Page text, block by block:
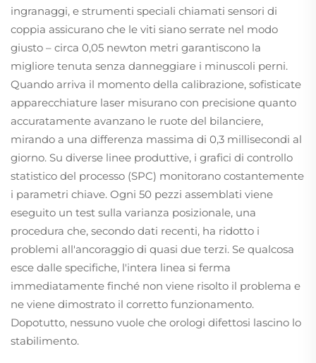
ingranaggi, e strumenti speciali chiamati sensori di
coppia assicurano che le viti siano serrate nel modo
giusto – circa 0,05 newton metri garantiscono la
migliore tenuta senza danneggiare i minuscoli perni.
Quando arriva il momento della calibrazione, sofisticate
apparecchiature laser misurano con precisione quanto
accuratamente avanzano le ruote del bilanciere,
mirando a una differenza massima di 0,3 millisecondi al
giorno. Su diverse linee produttive, i grafici di controllo
statistico del processo (SPC) monitorano costantemente
i parametri chiave. Ogni 50 pezzi assemblati viene
eseguito un test sulla varianza posizionale, una
procedura che, secondo dati recenti, ha ridotto i
problemi all'ancoraggio di quasi due terzi. Se qualcosa
esce dalle specifiche, l'intera linea si ferma
immediatamente finché non viene risolto il problema e
ne viene dimostrato il corretto funzionamento.
Dopotutto, nessuno vuole che orologi difettosi lascino lo
stabilimento.